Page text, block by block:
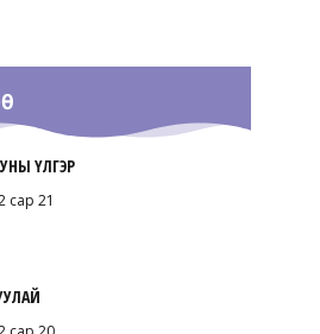
ҮЛГЭР
сар 21